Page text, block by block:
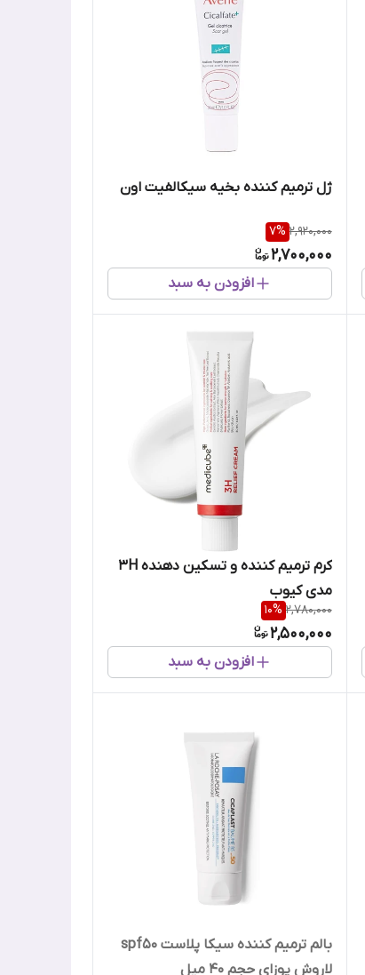
ژل ترمیم کننده بخیه سیکالفیت اون
2,920,000
7%
2,700,000
افزودن به سبد
کرم ترمیم کننده و تسکین دهنده 3H
مدی کیوب
2,780,000
10%
2,500,000
افزودن به سبد
بالم ترمیم کننده سیکا پلاست spf50
لاروش پوزای حجم 40 میل